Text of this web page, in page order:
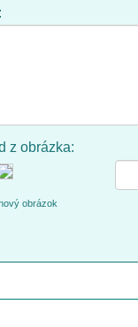
z obrázka:
obrázok